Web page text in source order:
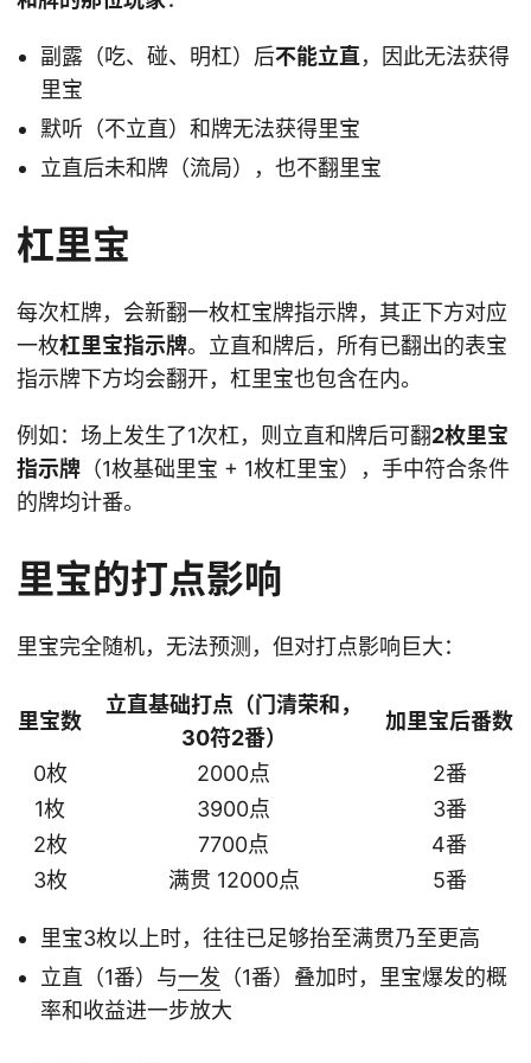
副露（吃、碰、明杠）后不能立直，因此无法获得
里宝
默听（不立直）和牌无法获得里宝
立直后未和牌（流局），也不翻里宝
杠里宝
每次杠牌，会新翻一枚杠宝牌指示牌，其正下方对应
一枚杠里宝指示牌。立直和牌后，所有已翻出的表宝
指示牌下方均会翻开，杠里宝也包含在内。
例如：场上发生了1次杠，则立直和牌后可翻2枚里宝
指示牌 （1枚基础里宝 + 1枚杠里宝），手中符合条件
的牌均计番。
里宝的打点影响
里宝完全随机，无法预测，但对打点影响巨大：
里宝数
立直基础打点（门清荣和，
30符2番）
加里宝后番数
0枚 2000点
2番
1枚
3900点
3番
2枚
7700点
4番
3枚
满贯 12000点 5番
里宝3枚以上时，往往已足够抬至满贯乃至更高
立直（1番）与一发 （1番）叠加时，里宝爆发的概
率和收益进一步放大